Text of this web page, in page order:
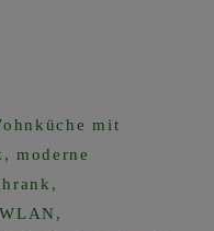
mit
moderne